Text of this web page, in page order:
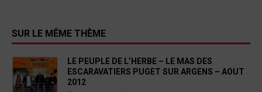
SUR LE MÊME THÈME
LE PEUPLE DE L’HERBE – LE MAS DES
ESCARAVATIERS PUGET SUR ARGENS – AOUT
2012